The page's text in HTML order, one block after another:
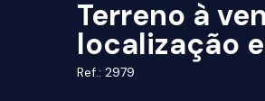
Terreno à
localização
Ref.: 2979